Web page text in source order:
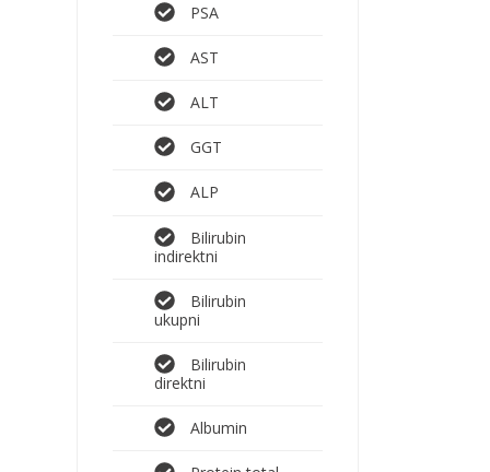
PSA
AST
ALT
GGT
ALP
Bilirubin
indirektni
Bilirubin
ukupni
Bilirubin
direktni
Albumin